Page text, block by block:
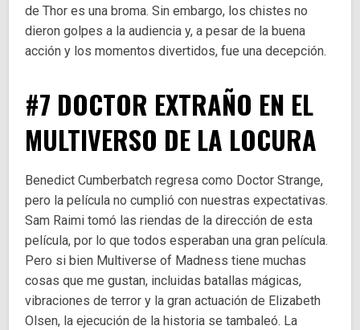
de Thor es una broma. Sin embargo, los chistes no
dieron golpes a la audiencia y, a pesar de la buena
acción y los momentos divertidos, fue una decepción.
#7 DOCTOR EXTRAÑO EN EL
MULTIVERSO DE LA LOCURA
Benedict Cumberbatch regresa como Doctor Strange,
pero la película no cumplió con nuestras expectativas.
Sam Raimi tomó las riendas de la dirección de esta
película, por lo que todos esperaban una gran película.
Pero si bien Multiverse of Madness tiene muchas
cosas que me gustan, incluidas batallas mágicas,
vibraciones de terror y la gran actuación de Elizabeth
Olsen, la ejecución de la historia se tambaleó. La